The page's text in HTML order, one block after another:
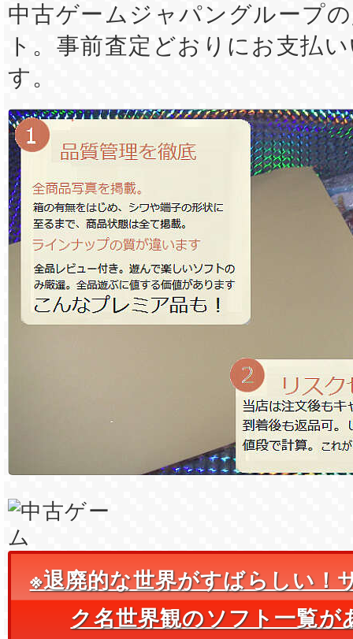
中古ゲームジャパングループ
ト。事前査定どおりにお支払
す。
※退廃的な世界がすばらしい！
ク名世界観のソフト一覧が